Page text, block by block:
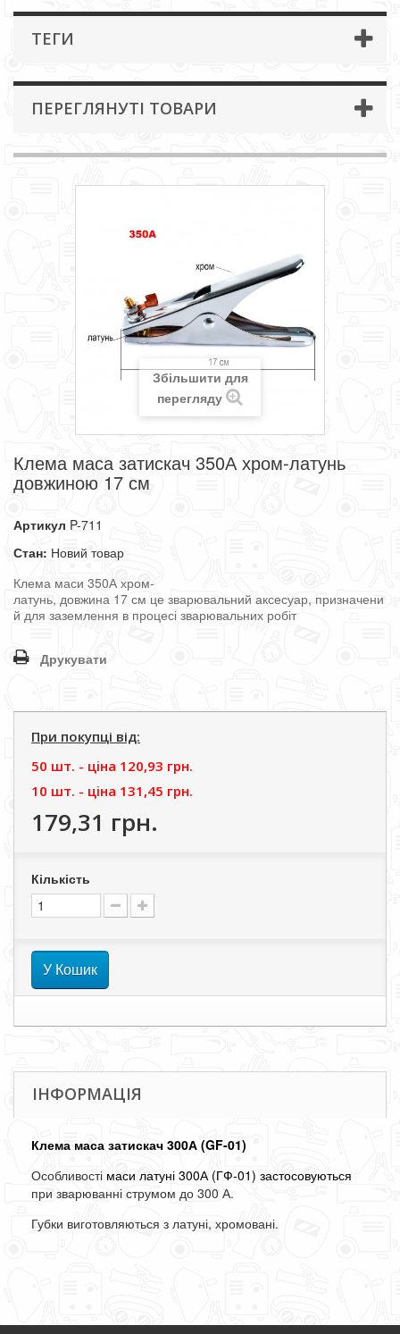
ТЕГИ
ПЕРЕГЛЯНУТІ ТОВАРИ
Збільшити для
перегляду
Клема маса затискач 350А хром-латунь
довжиною 17 см
Артикул P-711
Стан: Новий товар
Клема маси 350А хром-
латунь, довжина 17 см це зварювальний аксесуар, призначени
й для заземлення в процесі зварювальних робіт
Друкувати
При покупці від:
50 шт. - цiна 120,93 грн.
10 шт. - цiна 131,45 грн.
179,31 грн.
Кількість
У Кошик
ІНФОРМАЦІЯ
Клема маса затискач 300А (GF-01)
Особливості маси латуні 300А (ГФ-01) застосовуються
при зварюванні струмом до 300 А.
Губки виготовляються з латуні, хромовані.